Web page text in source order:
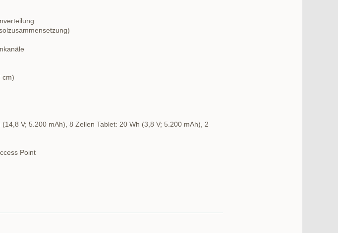
cm)
V; 5.200 mAh), 8 Zellen Tablet: 20 Wh (3,8 V; 5.200 mAh), 2
Point